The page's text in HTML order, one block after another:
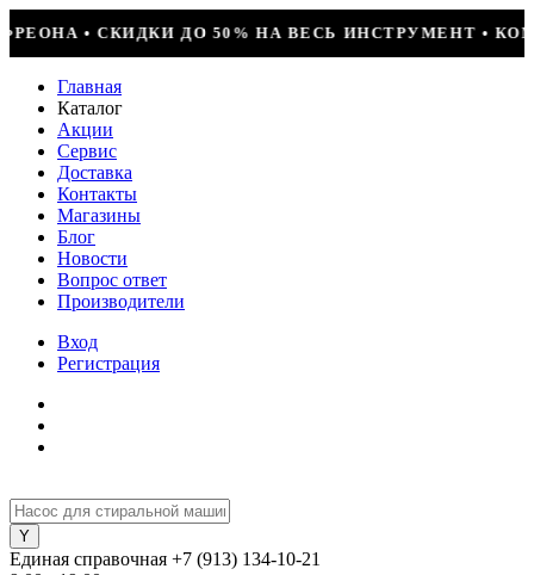
+ УСТАНОВКА = 29990Р • БОЛЬШОЕ
Главная
Каталог
Акции
Сервис
Доставка
Контакты
Магазины
Блог
Новости
Вопрос ответ
Производители
Вход
Регистрация
Единая справочная +7 (913) 134-10-21